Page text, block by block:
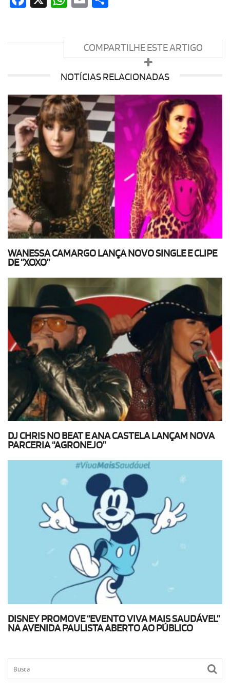
COMPARTILHE ESTE ARTIGO
NOTÍCIAS RELACIONADAS
WANESSA CAMARGO LANÇA NOVO SINGLE E CLIPE
DE “XOXO”
DJ CHRIS NO BEAT E ANA CASTELA LANÇAM NOVA
PARCERIA “AGRONEJO”
DISNEY PROMOVE “EVENTO VIVA MAIS SAUDÁVEL”
NA AVENIDA PAULISTA ABERTO AO PÚBLICO